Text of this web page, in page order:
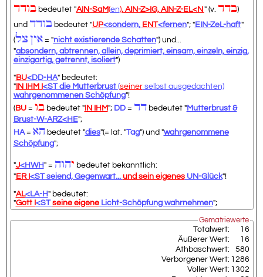
בודדbedeutet "AIN-SaM(en), AIN-Z>IG, AIN-Z-EL<N" (v. בדד)
und בודדbedeutet "UP<sondern, ENT<fernen"; "EIN-ZeL-haft"
(צלאין= "nicht existierende Schatten") und...
"absondern, abtrennen, allein, deprimiert, einsam, einzeln, einzig,
einzigartig, getrennt, isoliert")
"BU<DD-HA" bedeutet:
"IN IHM I<ST die Mutterbrust (seinerselbst ausgedachten)
wahrgenommenen Schöpfung"!
(BU= בוbedeutet "IN IHM"; DD= דדbedeutet "Mutterbrust &
Brust-W-ARZ<HE";
HA= האbedeutet "dies"(= lat. "Tag") und "wahrgenommene
Schöpfung";
"J<HWH" = יהוה
bedeutet bekanntlich:
"ER I<ST seiend, Gegenwart... und sein eigenesUN-Glück"!
"AL<LA-H" bedeutet:
"Gott I<STseine eigeneLicht-Schöpfung wahrnehmen";
Gematriewerte
Totalwert:
16
Äußerer Wert:
16
Athbaschwert:
580
Verborgener Wert: 1286
Voller Wert: 1302